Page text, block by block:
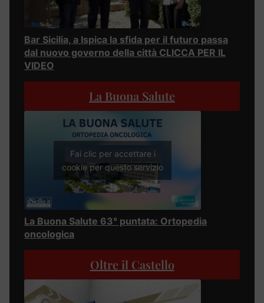
Bar Sicilia, a Ispica la sfida per il futuro passa
dal nuovo governo della città CLICCA PER IL
VIDEO
La Buona Salute
Fai clic per accettare i
cookie per questo servizio
La Buona Salute 63° puntata: Ortopedia
oncologica
Oltre il Castello